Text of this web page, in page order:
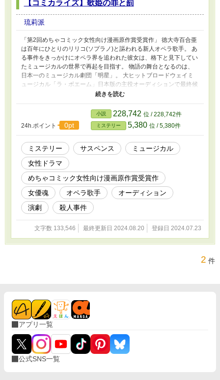
【コミカライズ】歌姫の罪と罰
琉莉派
「第2回めちゃコミック女性向け漫画原作賞受賞作」 徳大寺百合亜
は百年にひとりのリリコ(ソプラノ)と謳われる新人オペラ歌手。 あ
る事件をきっかけにオペラ界を追われた彼女は、格下と見下してい
たミュージカルの世界で再起を目指す。 物語の舞台となるのは、
日本一のミュージカル劇団「明星」。 大ヒットブロードウェイミ
ュージカル「ラ・ボエーム」日本版の主役オーディションで最終候
補に残った百合亜は、ファーストキャストに選ばれるべく一ヶ月間
巡るどろどろとした女優同士の争いもからんで、ついには殺人事件
へと発展――。 警察が捜査に乗り出し、百合亜は自分の身を守る
ために戦う。 最後に現われた犯人は、まったく意想外の人物だっ
た。 バックステージものとサスペンスミステリーの融合作。 ミス
テリーというより、サスペンス色の強い女性ドラマといえます。
もちろん、犯人さがしの謎解き要素もあります。 普段、知るこ
とのできないロングランミュージカルの舞台裏をちょっとのぞいて
みませんか？ 現在、めちゃコミックにて「歌姫の復讐 ～私の中
の怪物～」としてコミック化され、連載中です。
24h.ポイント 0pt
小説 228,742 位 / 228,742件
ミステリー 5,380 位 / 5,380件
ミステリー サスペンス
ミュージカル
女性ドラマ
めちゃコミック女性向け漫画原作賞受賞作
女優魂
オペラ歌手
オーディション
演劇
殺人事件
文字数 133,546 最終更新日 2024.08.20 登録日 2024.07.23
2 件
アプリ一覧
公式SNS一覧